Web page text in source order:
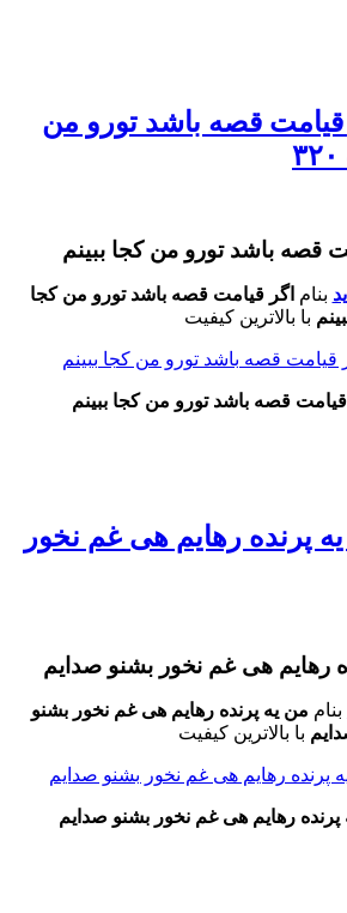
قیامت قصه باشد تورو من
قصه باشد تورو من کجا ببینم
بنام اگر قیامت قصه باشد تورو من کجا
با بالاترین کیفیت
قیامت قصه باشد تورو من کجا ببینم
پرنده رهایم هی غم نخور
رهایم هی غم نخور بشنو صدایم
بنام من یه پرنده رهایم هی غم نخور بشنو
با بالاترین کیفیت
پرنده رهایم هی غم نخور بشنو صدایم